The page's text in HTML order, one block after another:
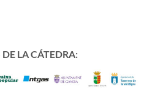
LA CÁTEDRA: